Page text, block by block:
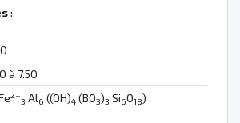
:
à 7.50
2+
3 Al6 ((OH)4 (BO3)3 Si6O18)